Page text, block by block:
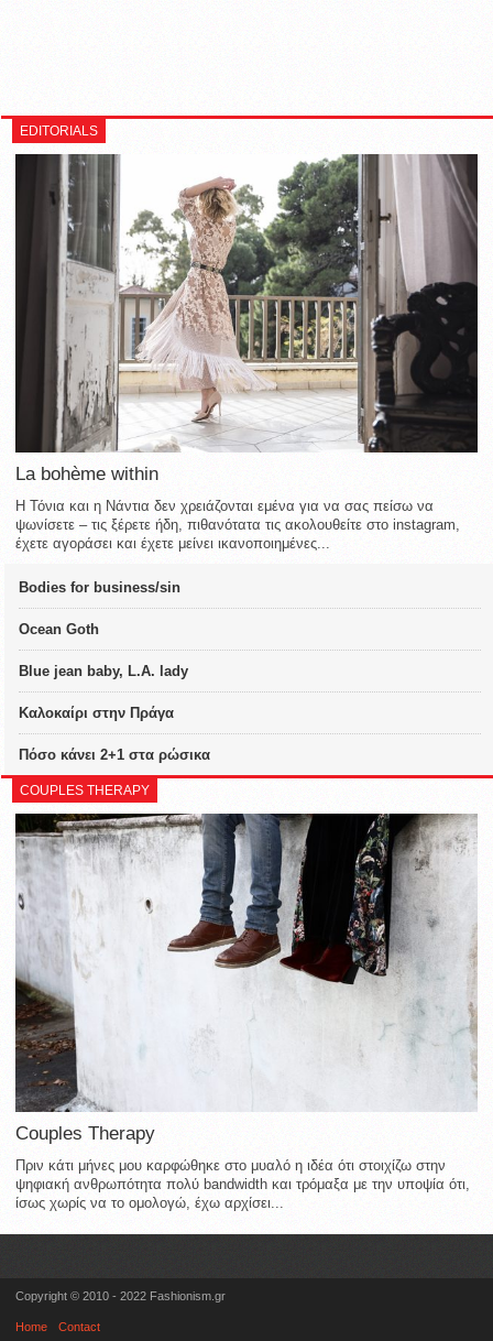
EDITORIALS
La bohème within
Η Τόνια και η Νάντια δεν χρειάζονται εμένα για να σας πείσω να
ψωνίσετε – τις ξέρετε ήδη, πιθανότατα τις ακολουθείτε στο instagram,
έχετε αγοράσει και έχετε μείνει ικανοποιημένες...
Bodies for business/sin
Ocean Goth
Blue jean baby, L.A. lady
Καλοκαίρι στην Πράγα
Πόσο κάνει 2+1 στα ρώσικα
COUPLES THERAPY
Couples Therapy
Πριν κάτι μήνες μου καρφώθηκε στο μυαλό η ιδέα ότι στοιχίζω στην
ψηφιακή ανθρωπότητα πολύ bandwidth και τρόμαξα με την υποψία ότι,
ίσως χωρίς να το ομολογώ, έχω αρχίσει...
Copyright © 2010 - 2022 Fashionism.gr
Home Contact